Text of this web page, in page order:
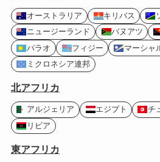
オーストラリア キリバス
ニュージーランド
バヌアツ
パラオ
フィジー
マーシャ
ミクロネシア連邦
北アフリカ
アルジェリア エジプト チ
リビア
東アフリカ